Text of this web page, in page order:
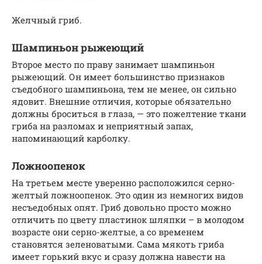
Желчный гриб.
Шампиньон рыжеющий
Второе место по праву занимает шампиньон
рыжеющий. Он имеет большинство признаков
съедобного шампиньона, тем не менее, он сильно
ядовит. Внешние отличия, которые обязательно
должны броситься в глаза, — это пожелтение ткани
гриба на разломах и неприятный запах,
напоминающий карболку.
Ложноопенок
На третьем месте уверенно расположился серно-
желтый ложноопенок. Это один из немногих видов
несъедобных опят. Гриб довольно просто можно
отличить по цвету пластинок шляпки – в молодом
возрасте они серно-желтые, а со временем
становятся зеленоватыми. Сама мякоть гриба
имеет горький вкус и сразу должна навести на